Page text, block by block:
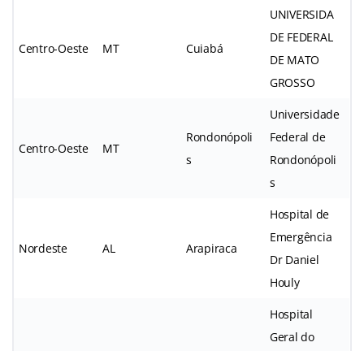
Centro-Oeste MT Cuiabá
UNIVERSIDA
DE FEDERAL
DE MATO
GROSSO
Centro-Oeste MT
Rondonópoli
s
Universidade
Federal de
Rondonópoli
s
Nordeste AL Arapiraca
Hospital de
Emergência
Dr Daniel
Houly
Hospital
Geral do